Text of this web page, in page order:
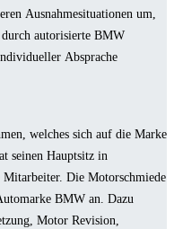
Ausnahmesituationen um,
autorisierte BMW
Absprache
welches sich auf die Marke
seinen Hauptsitz in
Mitarbeiter. Die Motorschmiede
BMW an. Dazu
Motor Revision,